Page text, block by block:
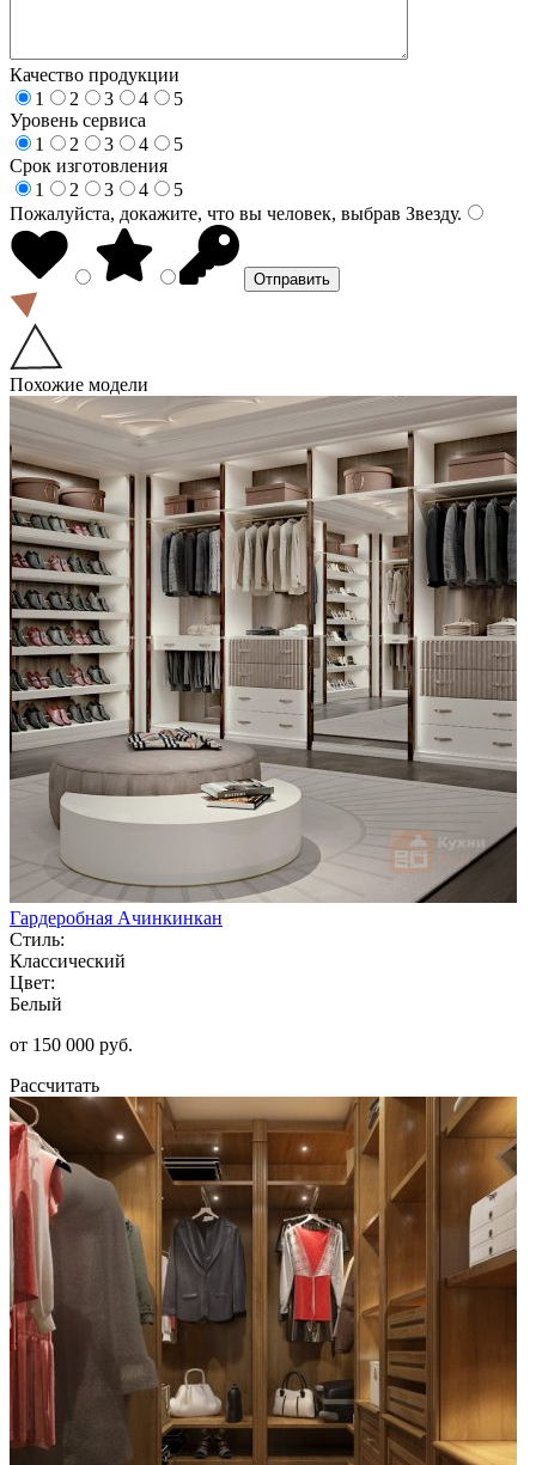
Качество продукции
1
2 3 4
5
Уровень сервиса
1
2 3 4
5
Срок изготовления
1
2 3 4
5
Пожалуйста, докажите, что вы человек, выбрав Звезду.
Похожие модели
Гардеробная Ачинкинкан
Стиль:
Классический
Цвет:
Белый
от 150 000 руб.
Рассчитать